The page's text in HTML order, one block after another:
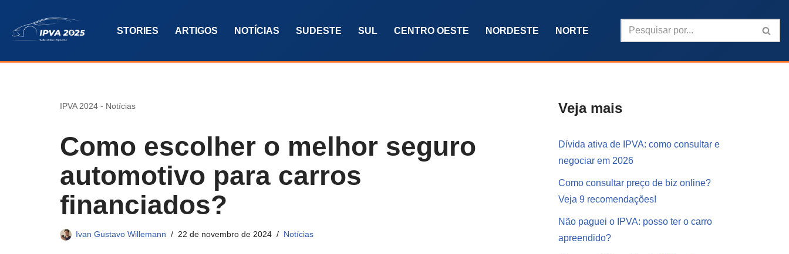
Pular
o
STORIES ARTIGOS NOTÍCIAS SUDESTE SUL CENTRO OESTE NORDESTE NORTE
IPVA 2024 - Notícias
Como escolher o melhor seguro
automotivo para carros
financiados?
Ivan Gustavo Willemann 22 de novembro de 2024 Notícias
Veja mais
Dívida ativa de IPVA: como consultar e
negociar em 2026
Como consultar preço de biz online?
Veja 9 recomendações!
Não paguei o IPVA: posso ter o carro
apreendido?